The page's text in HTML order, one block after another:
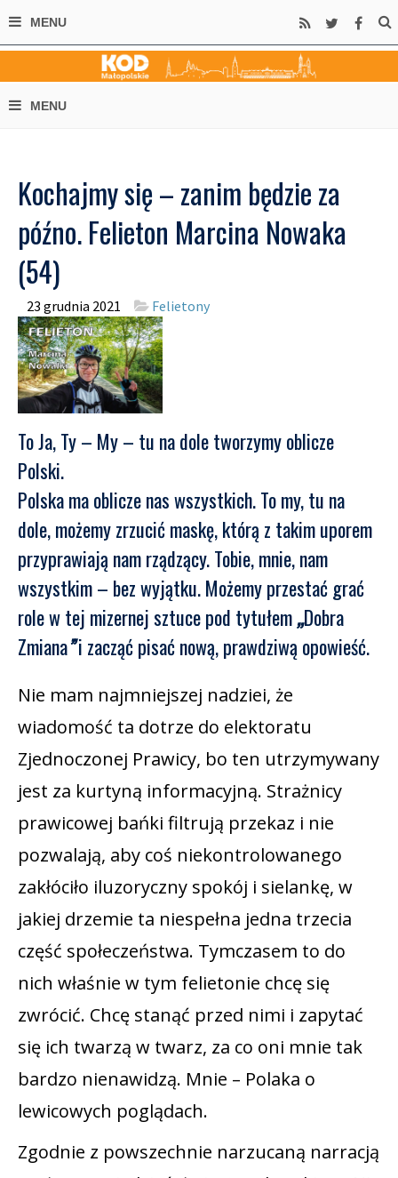
Kochajmy się – zanim będzie za
późno. Felieton Marcina Nowaka
(54)
23 grudnia 2021 Felietony
To Ja, Ty – My – tu na dole tworzymy oblicze
Polski.
Polska ma oblicze nas wszystkich. To my, tu na
dole, możemy zrzucić maskę, którą z takim uporem
przyprawiają nam rządzący. Tobie, mnie, nam
wszystkim – bez wyjątku. Możemy przestać grać
role w tej mizernej sztuce pod tytułem„Dobra
Zmiana”i zacząć pisać nową, prawdziwą opowieść.
Nie mam najmniejszej nadziei, że
wiadomość ta dotrze do elektoratu
Zjednoczonej Prawicy, bo ten utrzymywany
jest za kurtyną informacyjną. Strażnicy
prawicowej bańki filtrują przekaz i nie
pozwalają, aby coś niekontrolowanego
zakłóciło iluzoryczny spokój i sielankę, w
jakiej drzemie ta niespełna jedna trzecia
część społeczeństwa. Tymczasem to do
nich właśnie w tym felietonie chcę się
zwrócić. Chcę stanąć przed nimi i zapytać
się ich twarzą w twarz, za co oni mnie tak
bardzo nienawidzą. Mnie – Polaka o
lewicowych poglądach.
Zgodnie z powszechnie narzucaną narracją